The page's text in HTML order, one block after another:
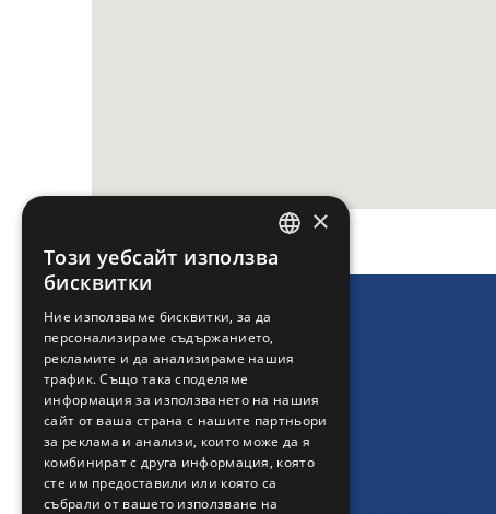
ENGLISH
FRENCH
ROMANIAN
TURKISH
×
Този уебсайт използва
бисквитки
Ние използваме бисквитки, за да
персонализираме съдържанието,
рекламите и да анализираме нашия
трафик. Също така споделяме
информация за използването на нашия
сайт от ваша страна с нашите партньори
за реклама и анализи, които може да я
комбинират с друга информация, която
сте им предоставили или която са
събрали от вашето използване на